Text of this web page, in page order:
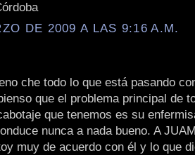
DE 2009 A LAS 9:16 A.M.
che todo lo que está pasando
que el problema principal de
que tenemos es su
nunca a nada bueno. A
muy de acuerdo con él y lo que